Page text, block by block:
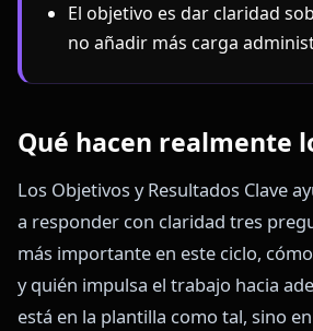
El objetivo es dar claridad
no añadir más carga
Qué hacen realmente
Los Objetivos y Resultados Clave
a responder con claridad tres
más importante en este ciclo,
y quién impulsa el trabajo hacia
está en la plantilla como tal, sino